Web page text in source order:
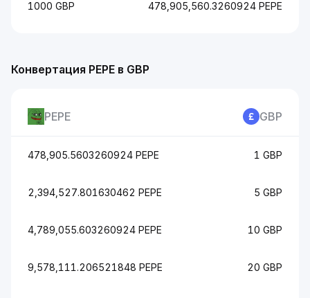
Конвертация PEPE в GBP
PEPE GBP
478,905.5603260924 PEPE 1 GBP
2,394,527.801630462 PEPE 5 GBP
4,789,055.603260924 PEPE 10 GBP
9,578,111.206521848 PEPE 20 GBP
1000 GBP 478,905,560.3260924 PEPE